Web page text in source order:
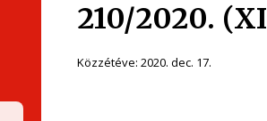
210/2020.
Közzétéve: 2020. dec. 17.